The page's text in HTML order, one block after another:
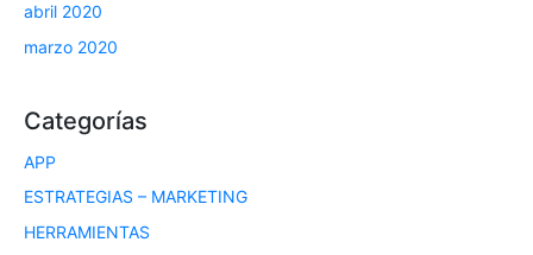
abril 2020
marzo 2020
Categorías
APP
ESTRATEGIAS – MARKETING
HERRAMIENTAS